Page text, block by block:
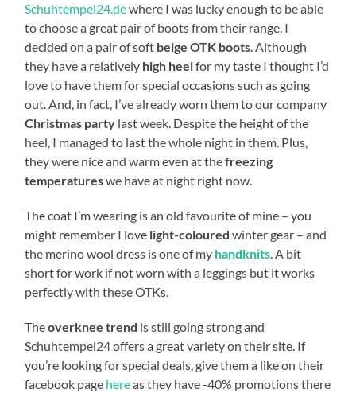
Schuhtempel24.dewhere I was lucky enough to be able
to choose a great pair of boots from their range. I
decided on a pair of soft beige OTK boots. Although
they have a relatively high heelfor my taste I thought I’d
love to have them for special occasions such as going
out. And, in fact, I’ve already worn them to our company
Christmas party last week. Despite the height of the
heel, I managed to last the whole night in them. Plus,
they were nice and warm even at thefreezing
temperatureswe have at night right now.
The coat I’m wearing is an old favourite of mine – you
might remember I love light-coloured winter gear – and
the merino wool dress is one of my handknits. A bit
short for work if not worn with a leggings but it works
perfectly with these OTKs.
Theoverknee trend is still going strong and
Schuhtempel24 offers a great variety on their site. If
you’re looking for special deals, give them a like on their
facebook page hereas they have -40% promotions there